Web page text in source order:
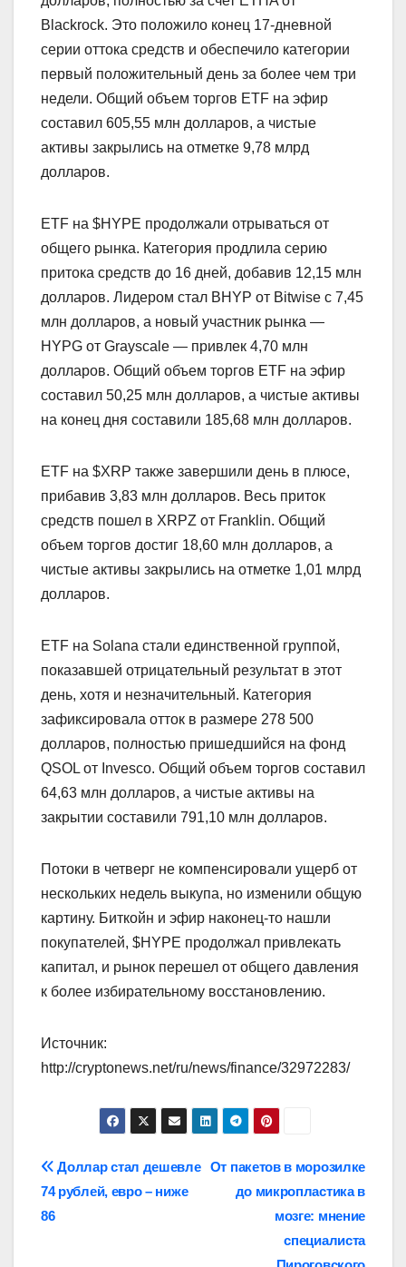
Blackrock. Это положило конец 17-дневной
серии оттока средств и обеспечило категории
первый положительный день за более чем три
недели. Общий объем торгов ETF на эфир
составил 605,55 млн долларов, а чистые
активы закрылись на отметке 9,78 млрд
долларов.
ETF на $HYPE продолжали отрываться от
общего рынка. Категория продлила серию
притока средств до 16 дней, добавив 12,15 млн
долларов. Лидером стал BHYP от Bitwise с 7,45
млн долларов, а новый участник рынка —
HYPG от Grayscale — привлек 4,70 млн
долларов. Общий объем торгов ETF на эфир
составил 50,25 млн долларов, а чистые активы
на конец дня составили 185,68 млн долларов.
ETF на $XRP также завершили день в плюсе,
прибавив 3,83 млн долларов. Весь приток
средств пошел в XRPZ от Franklin. Общий
объем торгов достиг 18,60 млн долларов, а
чистые активы закрылись на отметке 1,01 млрд
долларов.
ETF на Solana стали единственной группой,
показавшей отрицательный результат в этот
день, хотя и незначительный. Категория
зафиксировала отток в размере 278 500
долларов, полностью пришедшийся на фонд
QSOL от Invesco. Общий объем торгов составил
64,63 млн долларов, а чистые активы на
закрытии составили 791,10 млн долларов.
Потоки в четверг не компенсировали ущерб от
нескольких недель выкупа, но изменили общую
картину. Биткойн и эфир наконец-то нашли
покупателей, $HYPE продолжал привлекать
капитал, и рынок перешел от общего давления
к более избирательному восстановлению.
Источник:
http://cryptonews.net/ru/news/finance/32972283/
Навигация
по
От пакетов в морозилке
до микропластика в
мозге: мнение
специалиста
Доллар стал дешевле
74 рублей, евро – ниже
86